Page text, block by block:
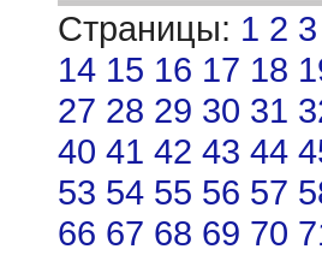
Страницы: 1 2 3
14 15 16 17 18
27 28 29 30 31
40 41 42 43 44
53 54 55 56 57
66 67 68 69 70